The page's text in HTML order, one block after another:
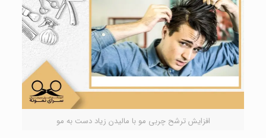
افزایش ترشح چربی مو با مالیدن زیاد دست به مو